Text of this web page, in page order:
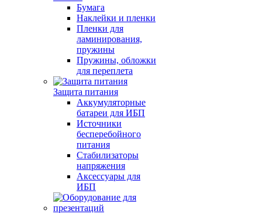
Бумага
Наклейки и пленки
Пленки для
ламинирования,
пружины
Пружины, обложки
для переплета
Защита питания
Аккумуляторные
батареи для ИБП
Источники
бесперебойного
питания
Стабилизаторы
напряжения
Аксессуары для
ИБП